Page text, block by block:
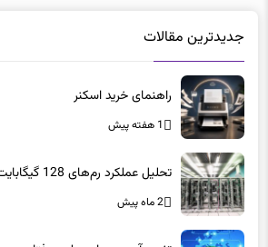
جدیدترین مقالات
راهنمای خرید اسکنر
1 هفته پیش
تحلیل عملکرد رم‌های 128 گیگابایت در بارهای سنگین
2 ماه پیش